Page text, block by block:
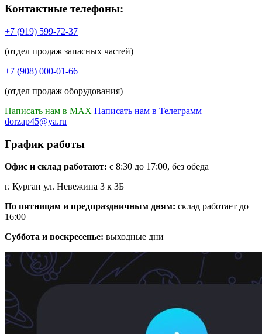
Контактные телефоны:
+7 (919) 599-72-37
(отдел продаж запасных частей)
+7 (908) 000-01-66
(отдел продаж оборудования)
Написать нам в MAX Написать нам в Телеграмм
dorzap45@ya.ru
График работы
Офис и склад работают: с 8:30 до 17:00, без обеда
г. Курган ул. Невежина 3 к 3Б
По пятницам и предпраздничным дням: склад работает до
16:00
Суббота и воскресенье: выходные дни